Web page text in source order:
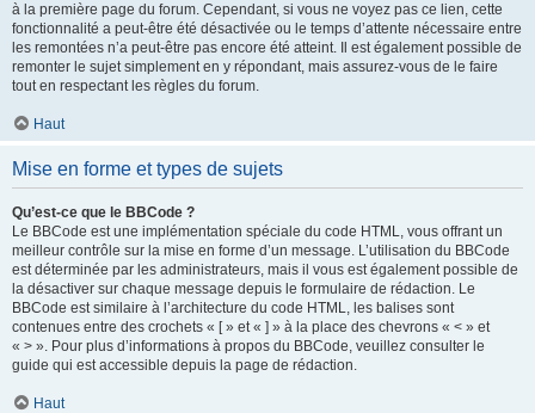
à la première page du forum. Cependant, si vous ne voyez pas ce lien, cette
fonctionnalité a peut-être été désactivée ou le temps d’attente nécessaire entre
les remontées n’a peut-être pas encore été atteint. Il est également possible de
remonter le sujet simplement en y répondant, mais assurez-vous de le faire
tout en respectant les règles du forum.
Haut
Mise en forme et types de sujets
Qu’est-ce que le BBCode ?
Le BBCode est une implémentation spéciale du code HTML, vous offrant un
meilleur contrôle sur la mise en forme d’un message. L’utilisation du BBCode
est déterminée par les administrateurs, mais il vous est également possible de
la désactiver sur chaque message depuis le formulaire de rédaction. Le
BBCode est similaire à l’architecture du code HTML, les balises sont
contenues entre des crochets « [ » et « ] » à la place des chevrons « < » et
« > ». Pour plus d’informations à propos du BBCode, veuillez consulter le
guide qui est accessible depuis la page de rédaction.
Haut